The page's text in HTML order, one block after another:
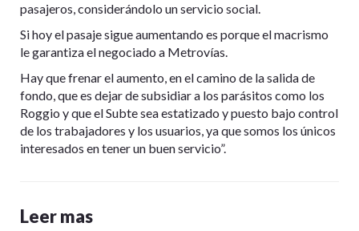
pasajeros, considerándolo un servicio social.
Si hoy el pasaje sigue aumentando es porque el macrismo
le garantiza el negociado a Metrovías.
Hay que frenar el aumento, en el camino de la salida de
fondo, que es dejar de subsidiar a los parásitos como los
Roggio y que el Subte sea estatizado y puesto bajo control
de los trabajadores y los usuarios, ya que somos los únicos
interesados en tener un buen servicio”.
Leer mas